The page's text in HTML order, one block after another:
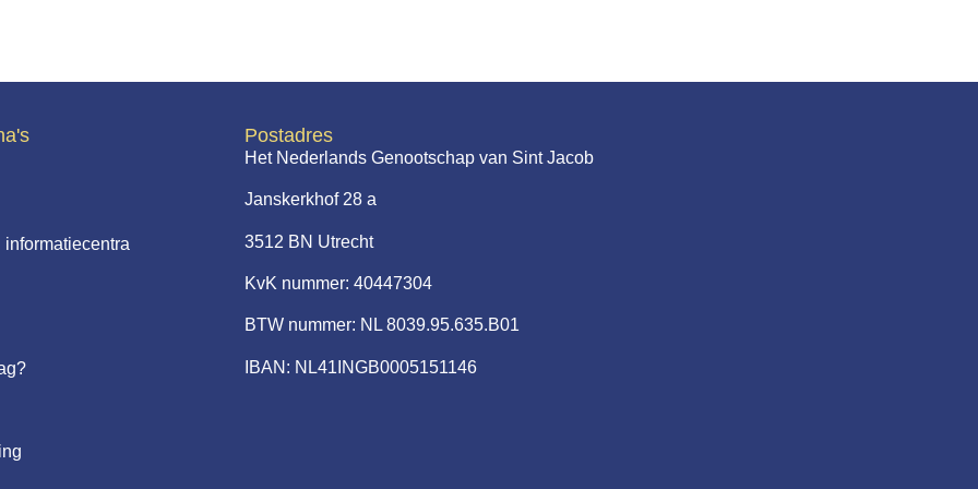
Postadres
Het Nederlands Genootschap van Sint Jacob
Janskerkhof 28 a
3512 BN Utrecht
KvK nummer: 40447304
BTW nummer: NL 8039.95.635.B01
IBAN: NL41INGB0005151146